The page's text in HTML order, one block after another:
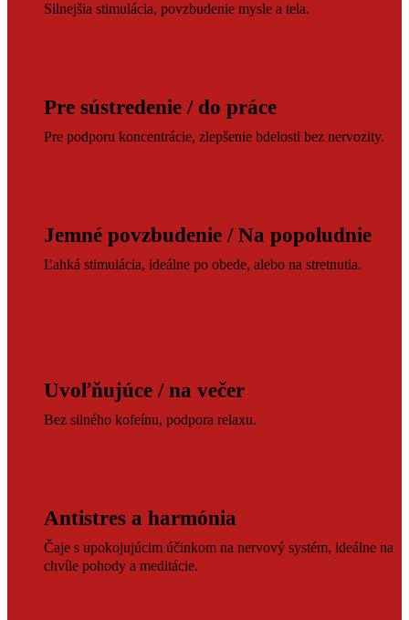
Silnejšia stimulácia, povzbudenie mysle a tela.
Pre sústredenie / do práce
Pre podporu koncentrácie, zlepšenie bdelosti bez nervozity.
Jemné povzbudenie / Na popoludnie
Ľahká stimulácia, ideálne po obede, alebo na stretnutia.
Uvoľňujúce / na večer
Bez silného kofeínu, podpora relaxu.
Antistres a harmónia
Čaje s upokojujúcim účinkom na nervový systém, ideálne na
chvíle pohody a meditácie.